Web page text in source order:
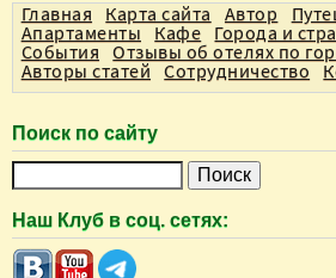
Главная Карта сайта Автор
Апартаменты
Кафе Города и
События
Отзывы об отелях по
Авторы статей
Сотрудничество
Поиск по сайту
и
с
Наш Клуб в соц. сетях: